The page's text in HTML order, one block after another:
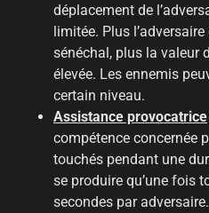
déplacement de
limitée. Plus
sénéchal, plus la valeur
élevée. Les ennemis
certain niveau.
Assistance provocatrice
compétence concernée
touchés pendant une
se produire qu’une fois
secondes par